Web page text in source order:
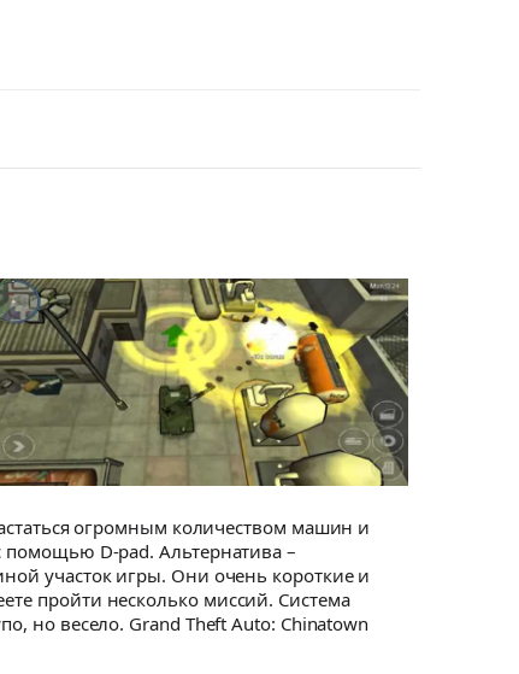
огромным количеством машин и
помощью D-pad. Альтернатива –
участок игры. Они очень короткие и
пройти несколько миссий. Система
но весело. Grand Theft Auto: Chinatown